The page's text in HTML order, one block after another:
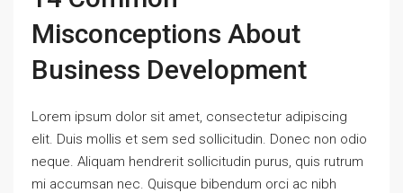
Misconceptions About
Business Development
Lorem ipsum dolor sit amet, consectetur adipiscing
elit. Duis mollis et sem sed sollicitudin. Donec non odio
neque. Aliquam hendrerit sollicitudin purus, quis rutrum
mi accumsan nec. Quisque bibendum orci ac nibh